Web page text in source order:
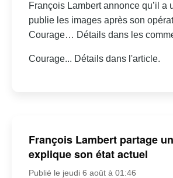
François Lambert annonce qu’il a
publie les images après son
Courage… Détails dans les
Courage... Détails dans l'article.
François Lambert partage
explique son état actuel
Publié le jeudi 6 août à 01:46